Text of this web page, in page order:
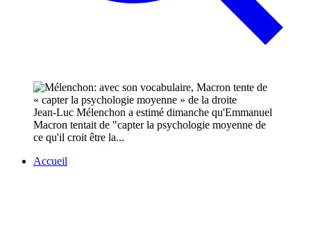
Jean-Luc Mélenchon a estimé dimanche qu'Emmanuel
Macron tentait de "capter la psychologie moyenne de
ce qu'il croit être la...
Accueil